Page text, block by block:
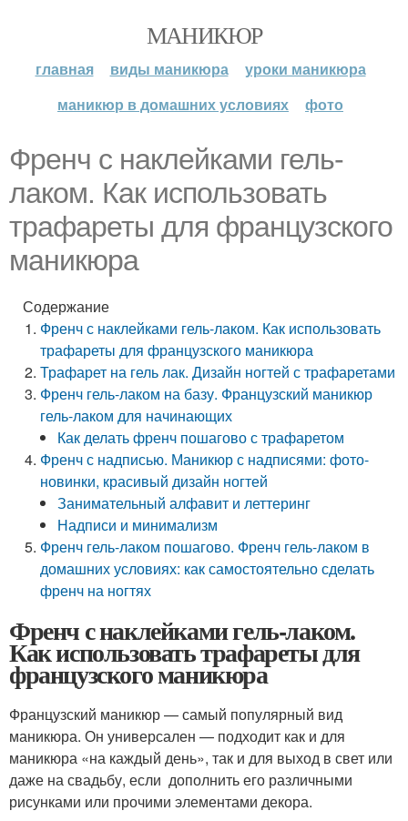
МАНИКЮР
главная виды маникюра
уроки маникюра
маникюр в домашних условиях
фото
Френч с наклейками гель-
лаком. Как использовать
трафареты для французского
маникюра
Содержание
Френч с наклейками гель-лаком. Как использовать
трафареты для французского маникюра
Трафарет на гель лак. Дизайн ногтей с трафаретами
Френч гель-лаком на базу. Французский маникюр
гель-лаком для начинающих
Как делать френч пошагово с трафаретом
Френч с надписью. Маникюр с надписями: фото-
новинки, красивый дизайн ногтей
Занимательный алфавит и леттеринг
Надписи и минимализм
Френч гель-лаком пошагово. Френч гель-лаком в
домашних условиях: как самостоятельно сделать
френч на ногтях
Френч с наклейками гель-лаком.
Как использовать трафареты для
французского маникюра
Французский маникюр — самый популярный вид
маникюра. Он универсален — подходит как и для
маникюра «на каждый день», так и для выход в свет или
даже на свадьбу, если дополнить его различными
рисунками или прочими элементами декора.